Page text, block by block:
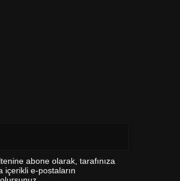
abone olarak, tarafınıza
içerikli e-postaların